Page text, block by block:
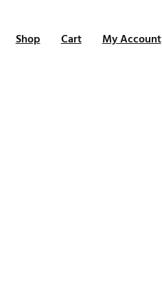
Shop Cart My Account